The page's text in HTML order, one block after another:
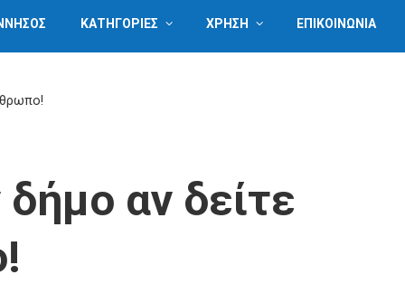
ΚΑΤΗΓΟΡΙΕΣ ΧΡΗΣΗ ΕΠΙΚΟΙΝΩΝΙΑ
αν δείτε